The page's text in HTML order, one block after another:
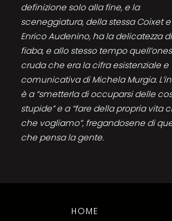
definizione solo alla fine, e la
sceneggiatura, della stessa Coixet
Enrico Audenino, ha la delicatezza
fiaba, e allo stesso tempo
cruda che era la cifra esistenziale e
comunicativa di Michela Murgia.
è a “smetterla di occuparsi delle
stupide” e a “fare della propria vita
che vogliamo”, fregandosene di
che pensa la gente.
HOME